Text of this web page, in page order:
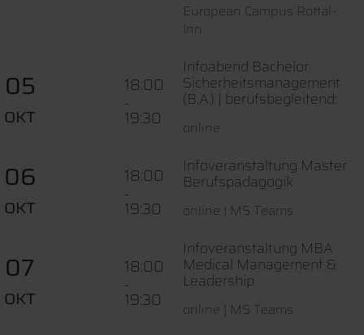
European Campus Rottal-
Inn
05
OKT
18:00
-
19:30
Infoabend Bachelor
Sicherheitsmanagement
(B.A.) | berufsbegleitend:
online
06
OKT
18:00
-
19:30
Infoveranstaltung Master
Berufspädagogik
online | MS Teams
07
OKT
18:00
-
19:30
Infoveranstaltung MBA
Medical Management &
Leadership
online | MS Teams